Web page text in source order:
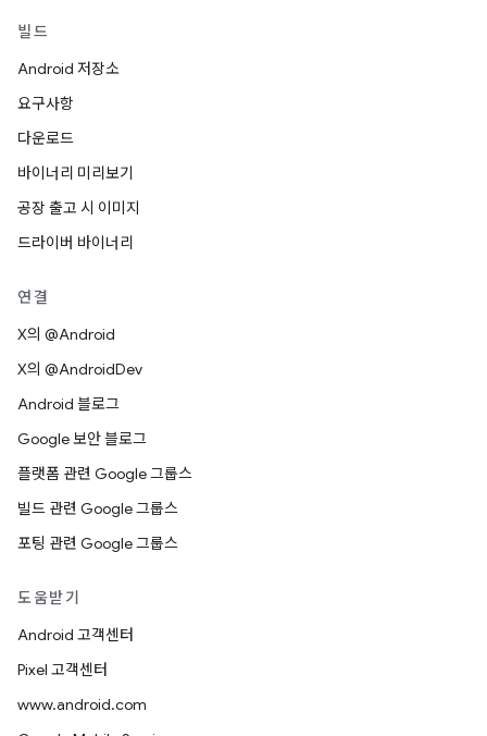
빌드
Android 저장소
요구사항
다운로드
바이너리 미리보기
공장 출고 시 이미지
드라이버 바이너리
연결
X의 @Android
X의 @AndroidDev
Android 블로그
Google 보안 블로그
플랫폼 관련 Google 그룹스
빌드 관련 Google 그룹스
포팅 관련 Google 그룹스
도움받기
Android 고객센터
Pixel 고객센터
www.android.com